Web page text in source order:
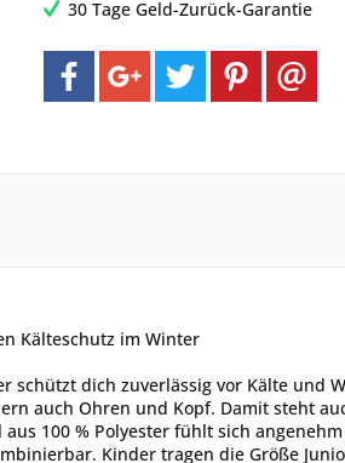
30 Tage Geld-Zurück-Garantie
Kälteschutz im Winter
schützt dich zuverlässig vor Kälte und
auch Ohren und Kopf. Damit steht
100 % Polyester fühlt sich
Kinder tragen die Größe